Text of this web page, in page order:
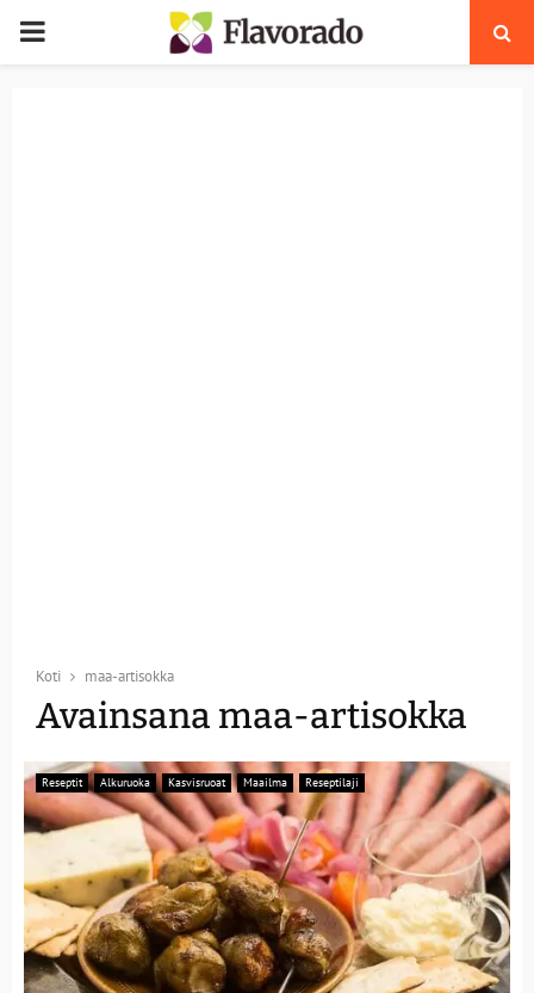
PRIMARY
Koti maa-artisokka
Avainsana maa-artisokka
Reseptit Alkuruoka Kasvisruoat Maailma Reseptilaji